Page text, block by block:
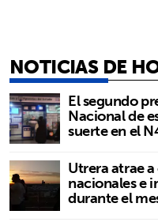
NOTICIAS DE
El segundo
Nacional de
suerte en el
Utrera atrae
nacionales e
durante el